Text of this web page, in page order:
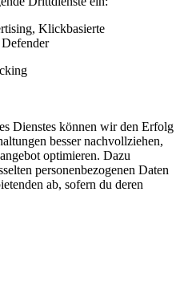
Klickbasierte
Dienstes können wir den Erfolg
besser nachvollziehen,
optimieren. Dazu
personenbezogenen Daten
ab, sofern du deren